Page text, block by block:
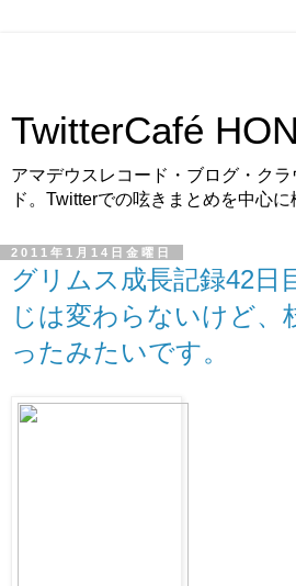
TwitterCafé
アマデウスレコード・ブログ・ク
ド。Twitterでの呟きまとめを中心に
2011年1月14日金曜日
グリムス成長記録42
じは変わらないけど、
ったみたいです。